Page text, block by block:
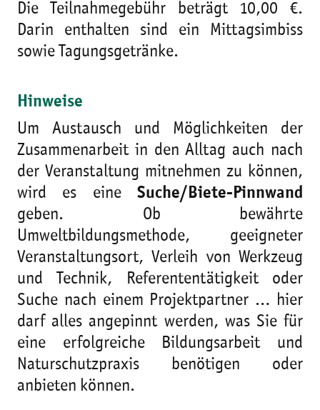
Die Teilnahmegebühr beträgt 10,00 €.
Darin enthalten sind ein Mittagsimbiss
sowie Tagungsgetränke.
Hinweise
Um Austausch und Möglichkeiten der
Zusammenarbeit in den Alltag auch nach
der Veranstaltung mitnehmen zu können,
wird es eine Suche/Biete-Pinnwand
geben. Ob bewährte
Umweltbildungsmethode, geeigneter
Veranstaltungsort, Verleih von Werkzeug
und Technik, Referententätigkeit oder
Suche nach einem Projektpartner … hier
darf alles angepinnt werden, was Sie für
eine erfolgreiche Bildungsarbeit und
Naturschutzpraxis benötigen oder
anbieten können.